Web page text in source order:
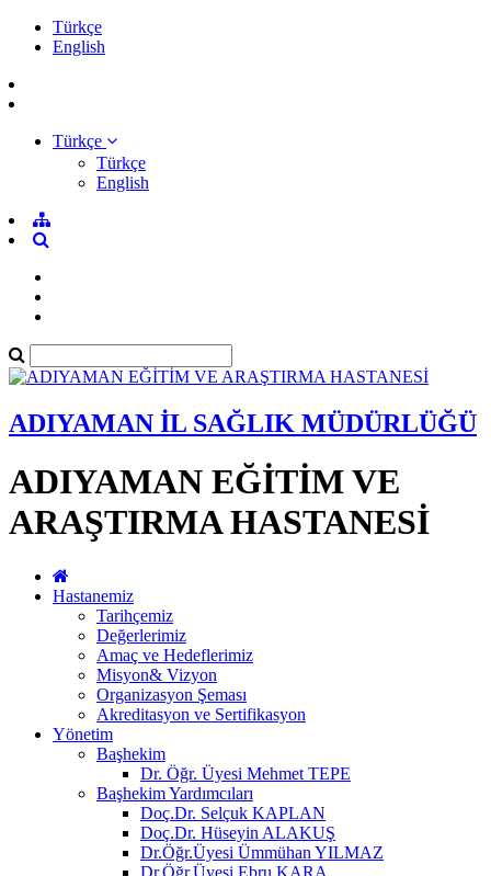
Türkçe
English
Türkçe
Türkçe
English
ADIYAMAN İL SAĞLIK MÜDÜRLÜĞÜ
ADIYAMAN EĞİTİM VE
ARAŞTIRMA HASTANESİ
Hastanemiz
Tarihçemiz
Değerlerimiz
Amaç ve Hedeflerimiz
Misyon& Vizyon
Organizasyon Şeması
Akreditasyon ve Sertifikasyon
Yönetim
Başhekim
Dr. Öğr. Üyesi Mehmet TEPE
Başhekim Yardımcıları
Doç.Dr. Selçuk KAPLAN
Doç.Dr. Hüseyin ALAKUŞ
Dr.Öğr.Üyesi Ümmühan YILMAZ
Dr.Öğr.Üyesi Ebru KARA